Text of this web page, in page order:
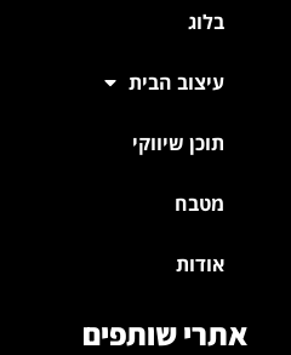
בלוג
עיצוב הבית
תוכן שיווקי
מטבח
אודות
אתרי שותפים